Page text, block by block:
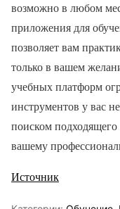
возможно в любом
приложения для
позволяет вам
только в вашем
учебных платформ
инструментов у вас
поиском
вашему
Источник